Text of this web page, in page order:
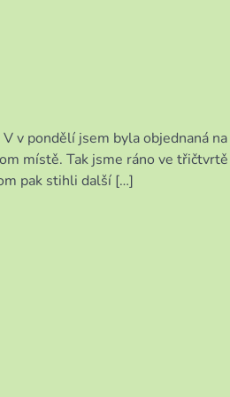
v pondělí jsem byla objednaná
místě. Tak jsme ráno ve
pak stihli další […]